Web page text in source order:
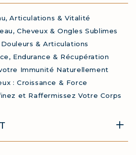
Articulations & Vitalité
Cheveux & Ongles Sublimes
& Articulations
Endurance & Récupération
Immunité Naturellement
: Croissance & Force
et Raffermissez Votre Corps